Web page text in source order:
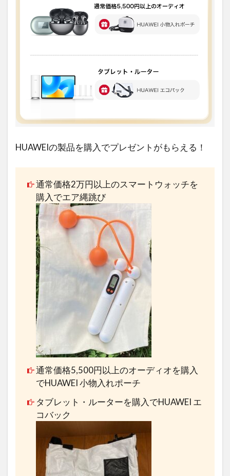
HUAWEIの製品を購入でプレゼントがもらえる！
通常価格2万円以上のスマートウォッチを
購入でエア縄跳び
通常価格5,500円以上のオーディオを購入
でHUAWEI 小物入れポーチ
タブレット・ルーターを購入でHUAWEI エ
コバック